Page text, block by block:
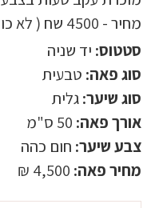
מחיר - 4500 שח ( לא כולל משלוח )
סטטוס: יד שניה
סוג פאה: טבעית
סוג שיער:גלית
אורך פאה: 50 ס"מ
צבע שיער: חום כהה
מחיר פאה: 4,500 ₪